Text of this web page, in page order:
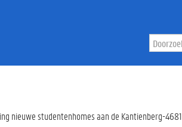
nieuwe studentenhomes aan de Kantienberg-4681